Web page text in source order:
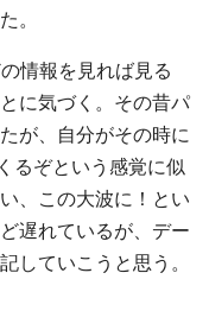
。
情報を見れば見る
に気づく。その昔パ
が、自分がその時に
るぞという感覚に似
、この大波に！とい
遅れているが、デー
していこうと思う。